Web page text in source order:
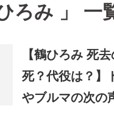
ろみ 」 一
【鶴ひろみ 死
死？代役は？】
やブルマの次の